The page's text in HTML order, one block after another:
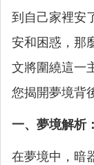
到自己家裡安
安和困惑，那
文將圍繞這一
您揭開夢境背
一、夢境解析
在夢境中，暗